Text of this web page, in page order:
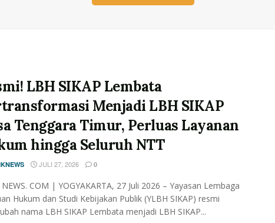
LBH SIKAP Lembata
Menjadi LBH SIKAP
Tenggara Timur, Perluas Layanan
hingga Seluruh NTT
JULI 27, 2026 0
COM | YOGYAKARTA, 27 Juli 2026 – Yayasan Lembaga
Hukum dan Studi Kebijakan Publik (YLBH SIKAP) resmi
nama LBH SIKAP Lembata menjadi LBH SIKAP...